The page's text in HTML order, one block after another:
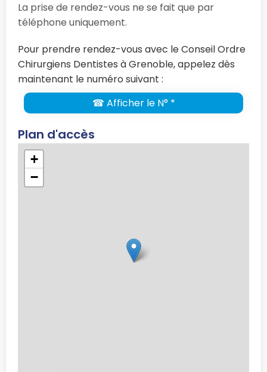
La prise de rendez-vous ne se fait que par
téléphone uniquement.
Pour prendre rendez-vous avec le Conseil Ordre
Chirurgiens Dentistes à Grenoble, appelez dès
maintenant le numéro suivant :
☎ Afficher le N° *
Plan d'accès
+
−